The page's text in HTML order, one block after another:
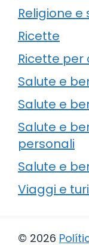
Religione
Ricette
Ricette per
Salute e
Salute e
Salute e
personali
Salute e
Viaggi e
© 2026